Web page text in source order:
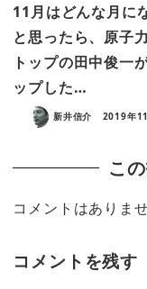
11月はどんな月に
と思ったら、原子
トップの田中俊一
ップした…
新井信介 2019年
こ
コメントはありませ
コメントを残す